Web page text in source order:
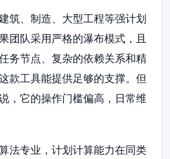
筑、制造、大型工程等强计划
团队采用严格的瀑布模式，且
务节点、复杂的依赖关系和精
款工具能提供足够的支撑。但
，它的操作门槛偏高，日常维
算法专业，计划计算能力在同类